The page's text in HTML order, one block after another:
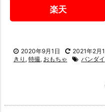
楽天
2020年9月1日 2021年2月
きり , 特撮, おもちゃ バンダイ